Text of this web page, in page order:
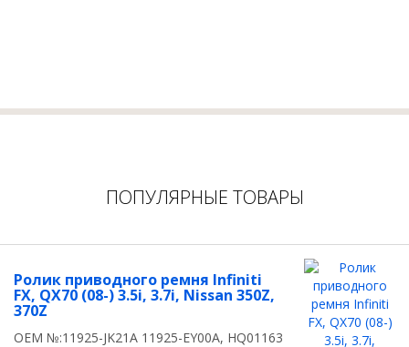
ПОПУЛЯРНЫЕ ТОВАРЫ
Ролик приводного ремня Infiniti
FX, QX70 (08-) 3.5i, 3.7i, Nissan 350Z,
370Z
OEM №:11925-JK21A 11925-EY00A, HQ01163